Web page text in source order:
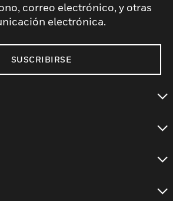
correo electrónico, y otras
electrónica.
SUSCRIBIRSE